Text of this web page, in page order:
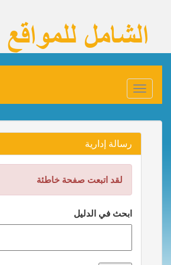
Toggle
navigation
رسالة إدارية
لقد اتبعت صفحة خاطئة
ابحث في الدليل